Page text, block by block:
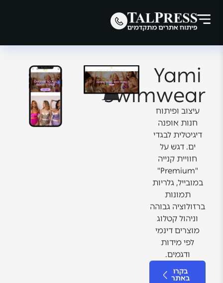
Yami
Swimwear
עיצוב ופיתוח
חנות אופנה
דיגיטלית לבגדי
ים. דגש על
חוויית קנייה
"Premium"
במובייל, גלריות
תמונות
ברזולוציה גבוהה
וניהול קטלוג
מוצרים דינמי
לפי מידות
ודגמים.
בקרו
באתר